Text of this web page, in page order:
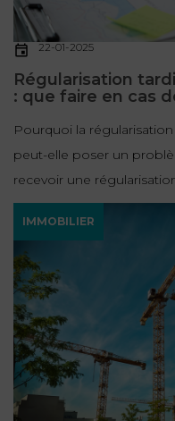
22-01-2025
Régularisation
: que faire en cas
Pourquoi la
peut-elle poser un
recevoir une
IMMOBILIER